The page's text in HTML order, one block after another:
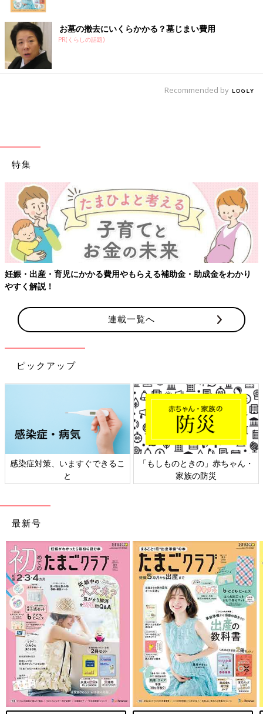
お墓の撤去にいくらかかる？墓じまい費用
PR(くらしの話題)
Recommended by
特集
やもらえる補助金・助成金をわかり 【ワクチン接種できるもの
連載一覧へ
ピックアップ
ぐできるこ
「もしものときの」赤ちゃん・
日本外来小児科学
最新号